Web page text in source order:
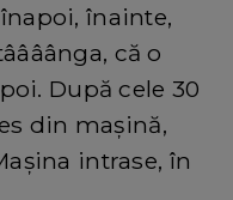
înainte,
că o
După cele 30
din mașină,
intrase, în